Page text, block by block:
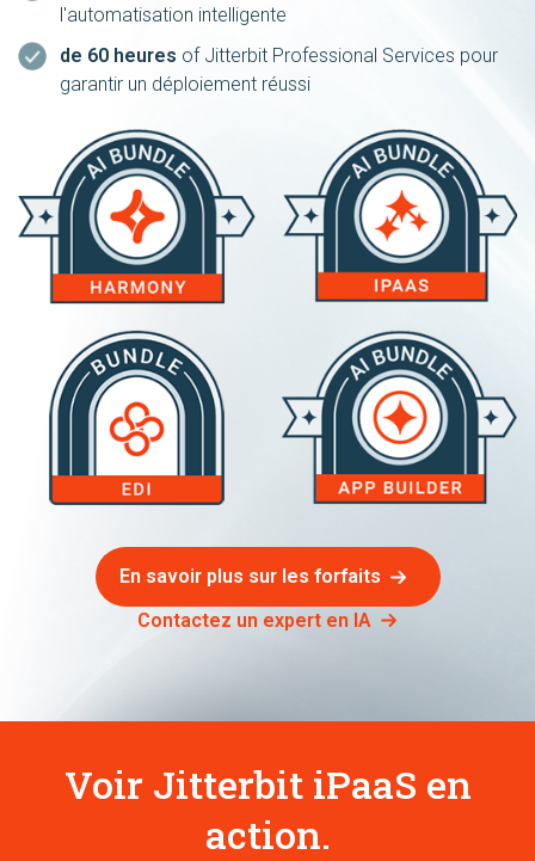
l'automatisation intelligente
de 60 heures of Jitterbit Professional Services pour
garantir un déploiement réussi
En savoir plus sur les forfaits
Contactez un expert en IA
Voir Jitterbit iPaaS en
action.